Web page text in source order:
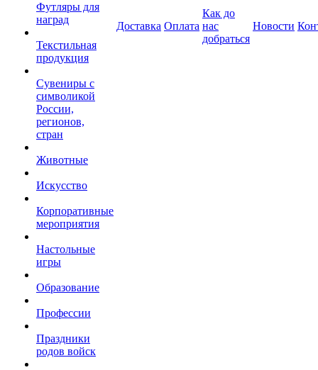
Футляры для
наград
Текстильная
продукция
Сувениры с
символикой
России,
регионов,
стран
Животные
Искусство
Корпоративные
мероприятия
Настольные
игры
Образование
Профессии
Праздники
родов войск
Доставка Оплата
Как до
нас
добраться
Новости